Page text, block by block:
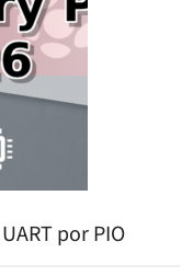
por PIO